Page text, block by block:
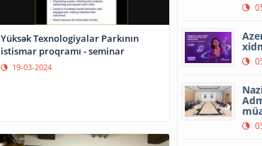
Yüksək Texnologiyalar Parkının
istismar proqramı - seminar
19-03-2024